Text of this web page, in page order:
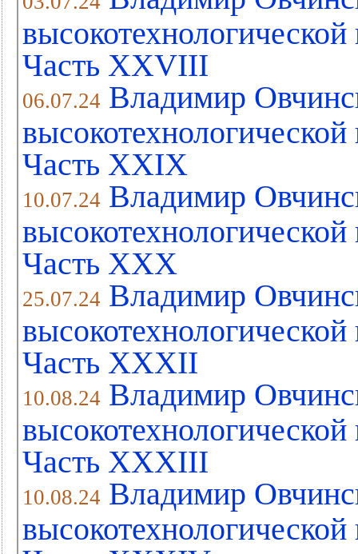
Часть XХVIII
06.07.24 Владимир
Часть XХIX
10.07.24 Владимир
Часть XХX
25.07.24 Владимир
Часть XХXII
10.08.24 Владимир
Часть XХXIII
10.08.24 Владимир